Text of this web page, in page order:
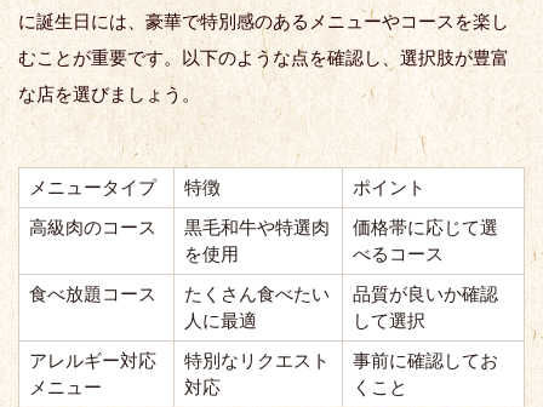
に誕生日には、豪華で特別感のあるメニューやコースを楽し
むことが重要です。以下のような点を確認し、選択肢が豊富
な店を選びましょう。
メニュータイプ 特徴
ポイント
高級肉のコース
黒毛和牛や特選肉
を使用
価格帯に応じて選
べるコース
食べ放題コース
たくさん食べたい
人に最適
品質が良いか確認
して選択
アレルギー対応
メニュー
特別なリクエスト
対応
事前に確認してお
くこと